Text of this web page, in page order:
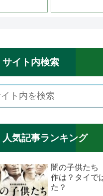
サイト内検索
人気記事ランキング
闇の子供た
作は？タイで
た？